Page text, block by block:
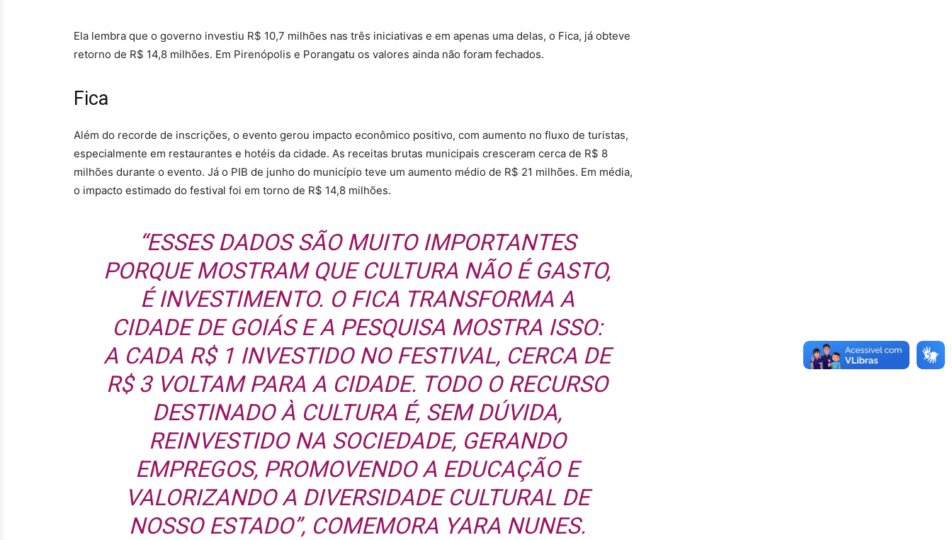
Ela lembra que o governo investiu R$ 10,7 milhões nas três iniciativas e em apenas uma delas, o Fica, já obteve
retorno de R$ 14,8 milhões. Em Pirenópolis e Porangatu os valores ainda não foram fechados.
Fica
Além do recorde de inscrições, o evento gerou impacto econômico positivo, com aumento no fluxo de turistas,
especialmente em restaurantes e hotéis da cidade. As receitas brutas municipais cresceram cerca de R$ 8
milhões durante o evento. Já o PIB de junho do município teve um aumento médio de R$ 21 milhões. Em média,
o impacto estimado do festival foi em torno de R$ 14,8 milhões.
“ESSES DADOS SÃO MUITO IMPORTANTES
PORQUE MOSTRAM QUE CULTURA NÃO É GASTO,
É INVESTIMENTO. O FICA TRANSFORMA A
CIDADE DE GOIÁS E A PESQUISA MOSTRA ISSO:
A CADA R$ 1 INVESTIDO NO FESTIVAL, CERCA DE
R$ 3 VOLTAM PARA A CIDADE. TODO O RECURSO
DESTINADO À CULTURA É, SEM DÚVIDA,
REINVESTIDO NA SOCIEDADE, GERANDO
EMPREGOS, PROMOVENDO A EDUCAÇÃO E
VALORIZANDO A DIVERSIDADE CULTURAL DE
NOSSO ESTADO”, COMEMORA YARA NUNES.